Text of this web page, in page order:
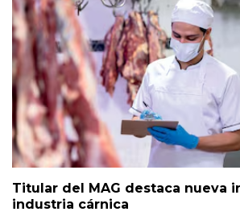
Titular del MAG destaca nueva
industria cárnica